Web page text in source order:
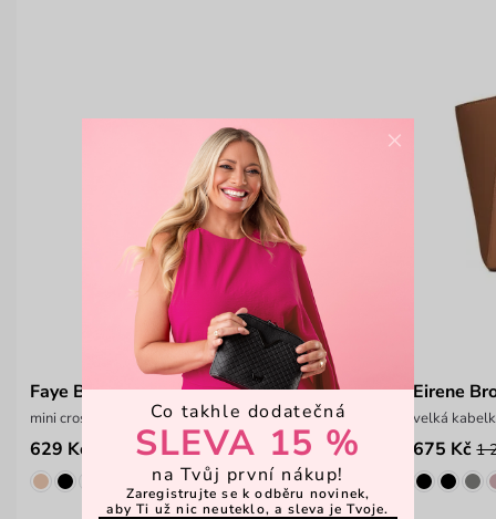
Faye Brown
mini crossbody kabelka s řetízkem
629 Kč 899 Kč
Eirene
velká
675 Kč 1
×
Co takhle dodatečná
SLEVA 15 %
na Tvůj první nákup!
Zaregistrujte se k odběru novinek,
aby Ti už nic neuteklo, a sleva je Tvoje.